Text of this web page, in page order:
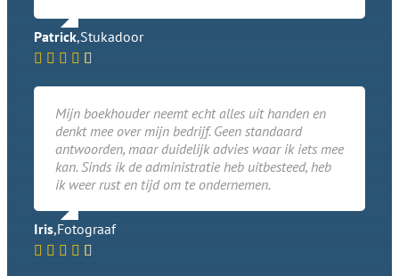
Patrick,Stukadoor
Mijn boekhouder neemt echt alles uit handen en
denkt mee over mijn bedrijf. Geen standaard
antwoorden, maar duidelijk advies waar ik iets mee
kan. Sinds ik de administratie heb uitbesteed, heb
ik weer rust en tijd om te ondernemen.
Iris,Fotograaf